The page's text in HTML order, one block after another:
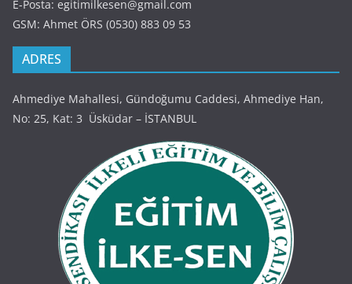
E-Posta: egitimilkesen@gmail.com
GSM: Ahmet ÖRS (0530) 883 09 53
ADRES
Ahmediye Mahallesi, Gündoğumu Caddesi, Ahmediye Han,
No: 25, Kat: 3 Üsküdar – İSTANBUL